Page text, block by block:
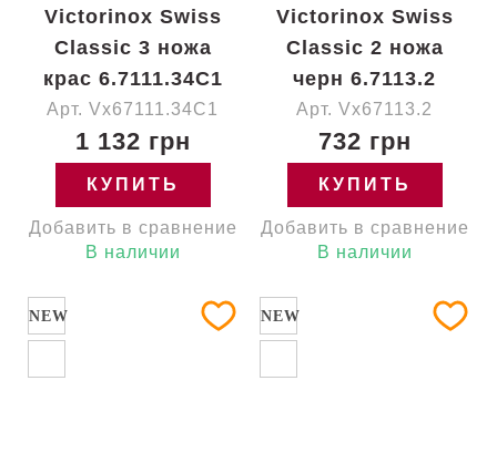
Victorinox Swiss
Classic 3 ножа
крас 6.7111.34C1
Арт. Vx67111.34C1
1 132 грн
КУПИТЬ
Добавить в сравнение
В наличии
Victorinox Swiss
Classic 2 ножа
черн 6.7113.2
Арт. Vx67113.2
732 грн
КУПИТЬ
Добавить в сравнение
В наличии
NEW NEW